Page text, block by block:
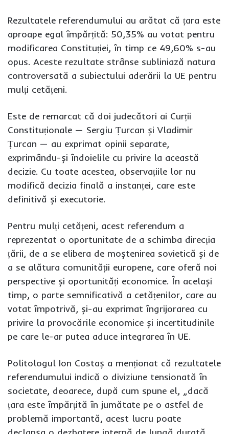
Rezultatele referendumului au arătat că țara este
aproape egal împărțită: 50,35% au votat pentru
modificarea Constituției, în timp ce 49,60% s-au
opus. Aceste rezultate strânse subliniază natura
controversată a subiectului aderării la UE pentru
mulți cetățeni.
Este de remarcat că doi judecători ai Curții
Constituționale — Sergiu Țurcan și Vladimir
Țurcan — au exprimat opinii separate,
exprimându-și îndoielile cu privire la această
decizie. Cu toate acestea, observațiile lor nu
modifică decizia finală a instanței, care este
definitivă și executorie.
Pentru mulți cetățeni, acest referendum a
reprezentat o oportunitate de a schimba direcția
țării, de a se elibera de moștenirea sovietică și de
a se alătura comunității europene, care oferă noi
perspective și oportunități economice. În același
timp, o parte semnificativă a cetățenilor, care au
votat împotrivă, și-au exprimat îngrijorarea cu
privire la provocările economice și incertitudinile
pe care le-ar putea aduce integrarea în UE.
Politologul Ion Costaș a menționat că rezultatele
referendumului indică o diviziune tensionată în
societate, deoarece, după cum spune el, „dacă
țara este împărțită în jumătate pe o astfel de
problemă importantă, acest lucru poate